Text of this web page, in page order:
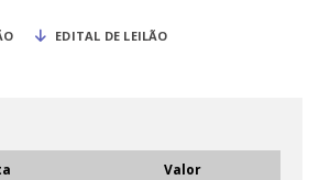
EDITAL DE LEILÃO
Valor